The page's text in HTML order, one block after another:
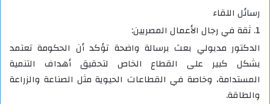
رسائل اللقاء
1. ثقة في رجال الأعمال المصريين:
الدكتور مدبولي بعث برسالة واضحة تؤكد أن الحكومة تعتمد
بشكل كبير على القطاع الخاص لتحقيق أهداف التنمية
المستدامة، وخاصة في القطاعات الحيوية مثل الصناعة والزراعة
والطاقة.